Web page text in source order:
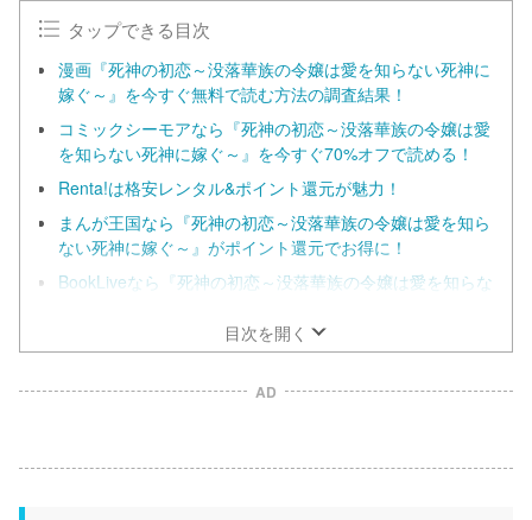
タップできる目次
漫画『死神の初恋～没落華族の令嬢は愛を知らない死神に
嫁ぐ～』を今すぐ無料で読む方法の調査結果！
コミックシーモアなら『死神の初恋～没落華族の令嬢は愛
を知らない死神に嫁ぐ～』を今すぐ70%オフで読める！
Renta!は格安レンタル&ポイント還元が魅力！
まんが王国なら『死神の初恋～没落華族の令嬢は愛を知ら
ない死神に嫁ぐ～』がポイント還元でお得に！
BookLiveなら『死神の初恋～没落華族の令嬢は愛を知らな
目次を開く
AD